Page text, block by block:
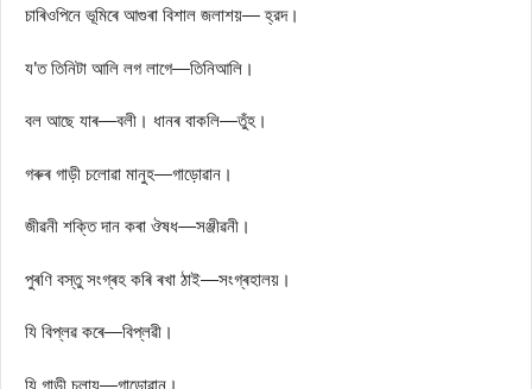
চাৰিওপিনে ভূমিৰে আগুৰা বিশাল জলাশয়— হ্রদ।
য’ত তিনিটা আলি লগ লাগে—তিনিআলি।
বল আছে যাৰ—বলী। ধানৰ বাকলি—তুঁহ।
গৰুৰ গাড়ী চলোৱা মানুহ—গাড়োৱান।
জীৱনী শক্তি দান কৰা ঔষধ—সঞ্জীৱনী।
পুৰণি বস্তু সংগ্ৰহ কৰি ৰখা ঠাই—সংগ্ৰহালয়।
যি বিপ্লৱ কৰে—বিপ্লৱী।
যি গাড়ী চলায়—গাড়োৱান।